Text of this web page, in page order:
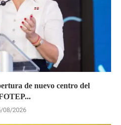
de nuevo centro del
08/2026